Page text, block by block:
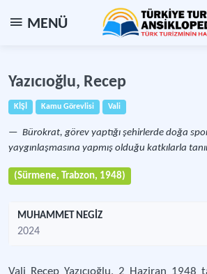
MENÜ
Yazıcıoğlu, Recep
KİŞİ Kamu Görevlisi Vali
Bürokrat, görev yaptığı şehirlerde doğa
yaygınlaşmasına yapmış olduğu katkılarla
(Sürmene, Trabzon, 1948)
MUHAMMET NEGİZ
2024
Vali Recep Yazıcıoğlu, 2 Haziran 1948